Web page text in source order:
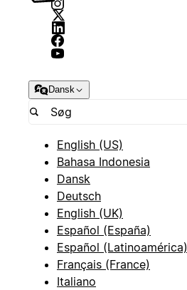
Dansk
English (US)
Bahasa Indonesia
Dansk
Deutsch
English (UK)
Español (España)
Español (Latinoamérica)
Français (France)
Italiano